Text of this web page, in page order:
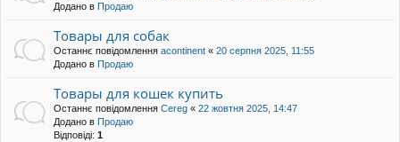
Додано в Продаю
Товары для собак
Останнє повідомлення acontinent « 20 серпня 2025, 11:55
Додано в Продаю
Товары для кошек купить
Останнє повідомлення Cereg « 22 жовтня 2025, 14:47
Додано в Продаю
Відповіді: 1